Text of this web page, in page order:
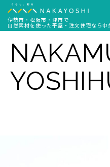
伊勢市・松阪市・津市で
自然素材を使った平屋・注文住宅なら中